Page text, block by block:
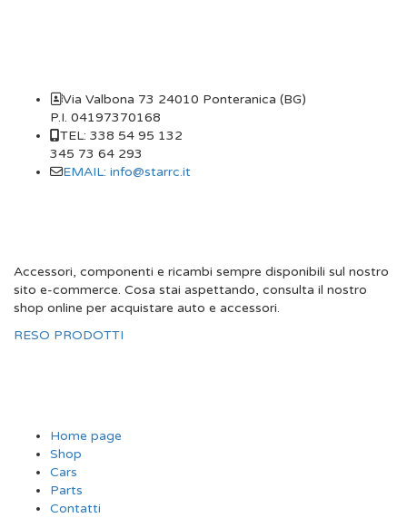
Via Valbona 73 24010 Ponteranica (BG)
P.I. 04197370168
TEL: 338 54 95 132
345 73 64 293
EMAIL: info@starrc.it
Accessori, componenti e ricambi sempre disponibili sul nostro
sito e-commerce. Cosa stai aspettando, consulta il nostro
shop online per acquistare auto e accessori.
RESO PRODOTTI
Home page
Shop
Cars
Parts
Contatti